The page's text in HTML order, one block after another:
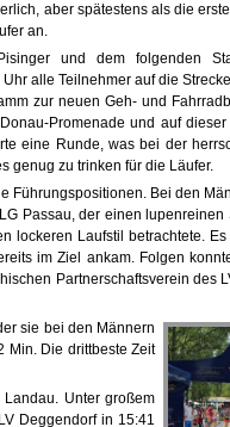
aber spätestens als die
an.
und dem folgenden
alle Teilnehmer auf die
zur neuen Geh- und
Promenade und auf dieser
eine Runde, was bei der
genug zu trinken für die Läufer.
Führungspositionen. Bei den
Passau, der einen lupenreinen
lockeren Laufstil betrachtete.
im Ziel ankam. Folgen
Partnerschaftsverein des
sie bei den Männern
Min. Die drittbeste Zeit
Unter großem
Deggendorf in 15:41